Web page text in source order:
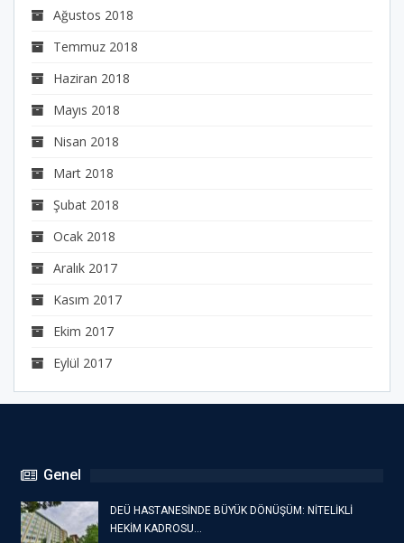
Ağustos 2018
Temmuz 2018
Haziran 2018
Mayıs 2018
Nisan 2018
Mart 2018
Şubat 2018
Ocak 2018
Aralık 2017
Kasım 2017
Ekim 2017
Eylül 2017
Genel
DEÜ HASTANESİNDE BÜYÜK DÖNÜŞÜM: NİTELİKLİ
HEKİM KADROSU…